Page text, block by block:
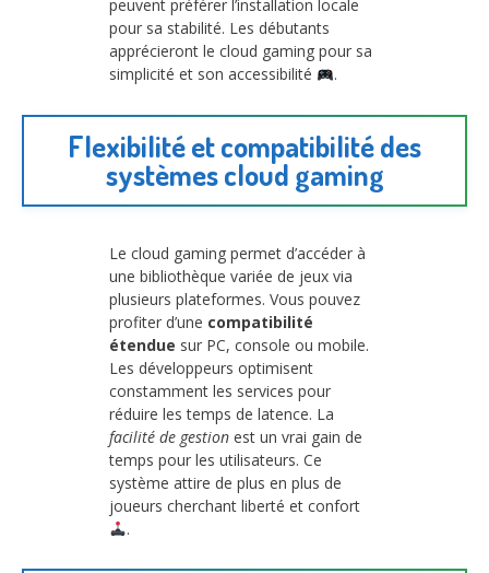
peuvent préférer l’installation locale
pour sa stabilité. Les débutants
apprécieront le cloud gaming pour sa
simplicité et son accessibilité
.
Flexibilité et compatibilité des
systèmes cloud gaming
Le cloud gaming permet d’accéder à
une bibliothèque variée de jeux via
plusieurs plateformes. Vous pouvez
profiter d’une compatibilité
étendue sur PC, console ou mobile.
Les développeurs optimisent
constamment les services pour
réduire les temps de latence. La
facilité de gestion est un vrai gain de
temps pour les utilisateurs. Ce
système attire de plus en plus de
joueurs cherchant liberté et confort
.